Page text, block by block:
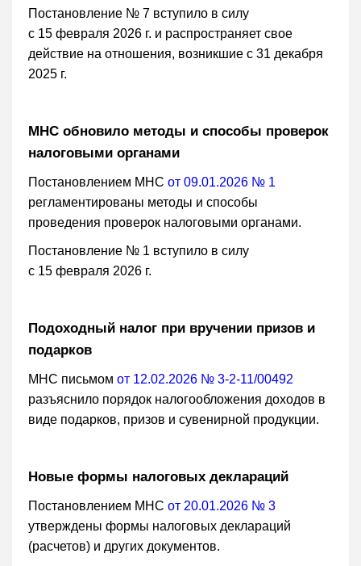
Постановление № 7 вступило в силу
с 15 февраля 2026 г. и распространяет свое
действие на отношения, возникшие с 31 декабря
2025 г.
МНС обновило методы и способы проверок
налоговыми органами
Постановлением МНС от 09.01.2026 № 1
регламентированы методы и способы
проведения проверок налоговыми органами.
Постановление № 1 вступило в силу
с 15 февраля 2026 г.
Подоходный налог при вручении призов и
подарков
МНС письмом от 12.02.2026 № 3-2-11/00492
разъяснило порядок налогообложения доходов в
виде подарков, призов и сувенирной продукции.
Новые формы налоговых деклараций
Постановлением МНС от 20.01.2026 № 3
утверждены формы налоговых деклараций
(расчетов) и других документов.